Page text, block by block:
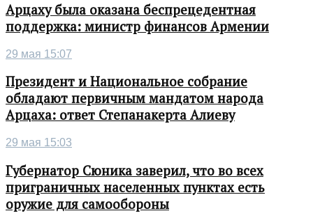
Арцаху была оказана беспрецедентная
поддержка: министр финансов Армении
29 мая 15:07
Президент и Национальное собрание
обладают первичным мандатом народа
Арцаха: ответ Степанакерта Алиеву
29 мая 15:03
Губернатор Сюника заверил, что во всех
приграничных населенных пунктах есть
оружие для самообороны